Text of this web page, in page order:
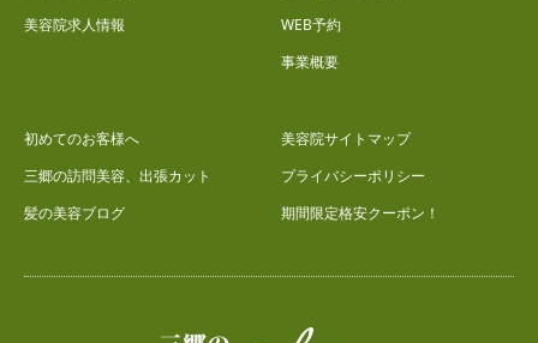
美容院求人情報
WEB予約
事業概要
初めてのお客様へ
三郷の訪問美容、出張カット
髪の美容ブログ
美容院サイトマップ
プライバシーポリシー
期間限定格安クーポン！